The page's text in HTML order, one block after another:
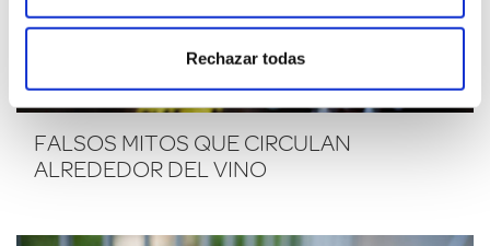
Rechazar todas
FALSOS MITOS QUE CIRCULAN
ALREDEDOR DEL VINO